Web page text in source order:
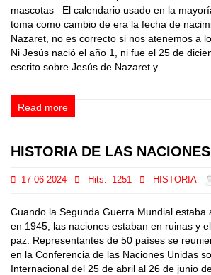
mascotas El calendario usado en la
toma como cambio de era la fecha de
Nazaret, no es correcto si nos atenemos a
Ni Jesús nació el año 1, ni fue el 25 de
escrito sobre Jesús de Nazaret y...
Read more
HISTORIA DE LAS
17-06-2024 Hits: 1251 HISTORIA
Cuando la Segunda Guerra Mundial estaba
en 1945, las naciones estaban en ruinas y
paz. Representantes de 50 países se
en la Conferencia de las Naciones Unidas
Internacional del 25 de abril al 26 de junio